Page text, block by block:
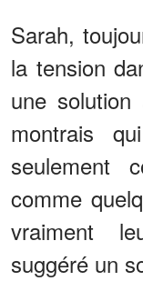
Sarah,
la tension
une
montrais
seulement
comme
vraiment
suggéré un